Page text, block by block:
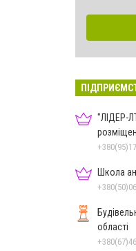
"ЛІДЕР-
реклама
Школа
області